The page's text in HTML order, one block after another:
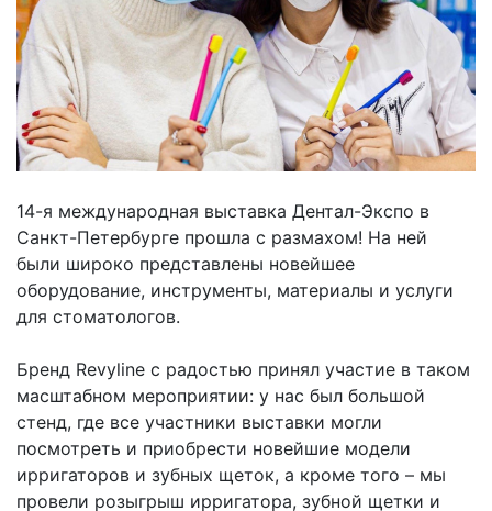
14-я международная выставка Дентал-Экспо в
Санкт-Петербурге прошла с размахом! На ней
были широко представлены новейшее
оборудование, инструменты, материалы и услуги
для стоматологов.
Бренд Revyline с радостью принял участие в таком
масштабном мероприятии: у нас был большой
стенд, где все участники выставки могли
посмотреть и приобрести новейшие модели
ирригаторов и зубных щеток, а кроме того – мы
провели розыгрыш ирригатора, зубной щетки и